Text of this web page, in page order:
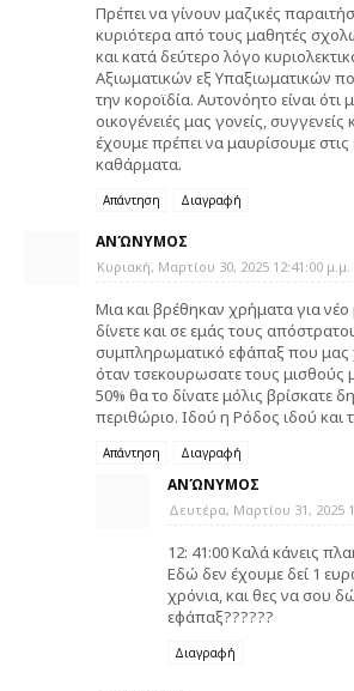
Πρέπει να γίνουν μαζικές
κυριότερα από τους μαθητές
και κατά δεύτερο λόγο
Αξιωματικών εξ Υπαξιωματικών
την κοροϊδία. Αυτονόητο είναι ότι
οικογένειές μας γονείς, συγγενείς
έχουμε πρέπει να μαυρίσουμε
καθάρματα.
Απάντηση Διαγραφή
ΑΝΏΝΥΜΟΣ
Κυριακή, Μαρτίου 30, 2025 12:41:00 μ.μ.
Μια και βρέθηκαν χρήματα για νέο
δίνετε και σε εμάς τους
συμπληρωματικό εφάπαξ που μας
όταν τσεκουρωσατε τους μισθούς
50% θα το δίνατε μόλις βρίσκατε
περιθώριο. Ιδού η Ρόδος ιδού και
Απάντηση Διαγραφή
ΑΝΏΝΥΜΟΣ
Δευτέρα, Μαρτίου 31, 2025
12: 41:00 Καλά κάνεις
Εδώ δεν έχουμε δεί 1
χρόνια, και θες να σου
εφάπαξ??????
Διαγραφή